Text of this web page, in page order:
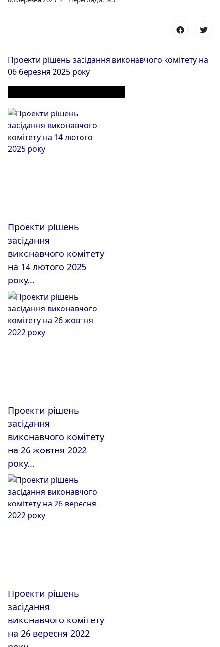
Проекти рішень засідання виконавчого комітету на
06 березня 2025 року
Проекти рішень
засідання
виконавчого комітету
на 14 лютого 2025
року...
Проекти рішень
засідання
виконавчого комітету
на 26 жовтня 2022
року...
Проекти рішень
засідання
виконавчого комітету
на 26 вересня 2022